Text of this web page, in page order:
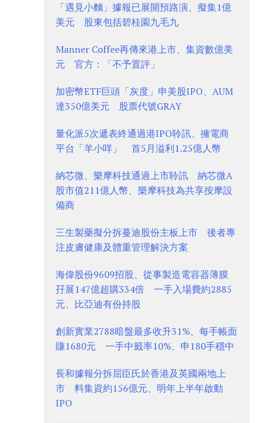
「遇見小麵」據報已展開預路演、擬集1億
美元 股東包括碧桂園九毛九
Manner Coffee再傳來港上市、集資數億美
元 官方：「不予置評」
加密幣ETF巨頭「灰度」申美股IPO、AUM
達350億美元 股票代號GRAY
量化派5次遞表終通過港IPO聆訊、擁電商
平台「羊小咩」 首5月溢利1.25億人幣
納芯微、樂摩科技通過上市聆訊 納芯微A
股市值211億人幣、樂摩科技為共享按摩設
備商
三生製藥擬分拆蔓迪股份主板上市 後者專
注皮膚健康及體重管理解決方案
海偉股份9609招股、從事製造電容器薄膜
孖展147億超購334倍 一手入場費約2885
元、比亞迪有份持股
創新實業2788暗盤最多收升31%、每手帳面
賺1680元 一手中籤率10%、申180手穩中
長和據報分拆屈臣氏於香港及英國兩地上
市 料集資約156億元、明年上半年啟動
IPO